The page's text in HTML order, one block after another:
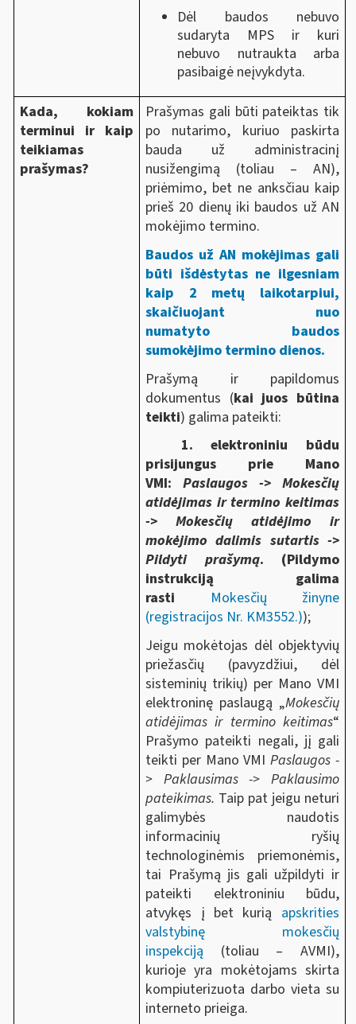
Dėl baudos nebuvo
sudaryta MPS ir kuri
nebuvo nutraukta arba
pasibaigė neįvykdyta.
Kada, kokiam
terminui ir kaip
teikiamas
prašymas?
Prašymas gali būti pateiktas tik
po nutarimo, kuriuo paskirta
bauda už administracinį
nusižengimą (toliau – AN),
priėmimo, bet ne anksčiau kaip
prieš 20 dienų iki baudos už AN
mokėjimo termino.
Baudos už AN mokėjimas gali
būti išdėstytas ne ilgesniam
kaip 2 metų laikotarpiui,
skaičiuojant nuo
numatyto baudos
sumokėjimo termino dienos.
Prašymą ir papildomus
dokumentus (kai juos būtina
teikti) galima pateikti:
1. elektroniniu būdu
prisijungus prie Mano
VMI:Paslaugos -> Mokesčių
atidėjimas ir termino keitimas
-> Mokesčių atidėjimo ir
mokėjimo dalimis sutartis ->
Pildyti prašymą. (Pildymo
instrukciją galima
rasti Mokesčių žinyne
(registracijos Nr. KM3552.));
Jeigu mokėtojas dėl objektyvių
priežasčių (pavyzdžiui, dėl
sisteminių trikių) per Mano VMI
elektroninę paslaugą „Mokesčių
atidėjimas ir termino keitimas“
Prašymo pateikti negali, jį gali
teikti per Mano VMIPaslaugos -
> Paklausimas -> Paklausimo
pateikimas. Taip pat jeigu neturi
galimybės naudotis
informacinių ryšių
technologinėmis priemonėmis,
tai Prašymą jis gali užpildyti ir
pateikti elektroniniu būdu,
atvykęs į bet kurią apskrities
valstybinę mokesčių
inspekciją (toliau – AVMI),
kurioje yra mokėtojams skirta
kompiuterizuota darbo vieta su
interneto prieiga.